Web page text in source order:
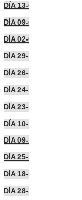
DÍA 13-01-2026
DÍA 09-01-2026
DÍA 02-01-2026
DÍA 29-12-2025
DÍA 26-12-2025
DÍA 24-12-2025
DÍA 23-12-2025
DÍA 10-12-2025
DÍA 09-12-2025
DÍA 25-11-2025
DÍA 18-11-2025
DÍA 28-10-2025